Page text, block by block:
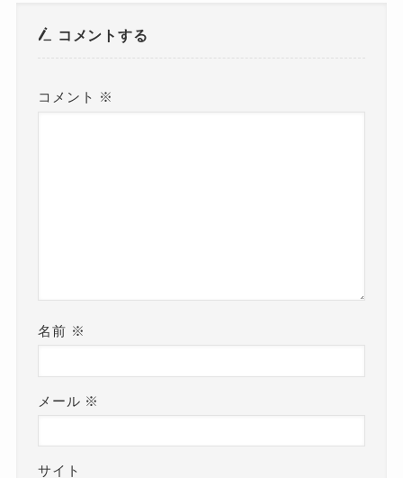
コメントする
コメント ※
名前 ※
メール ※
サイト